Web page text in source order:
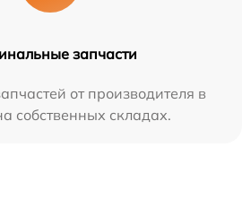
запчасти
от производителя в
собственных складах.